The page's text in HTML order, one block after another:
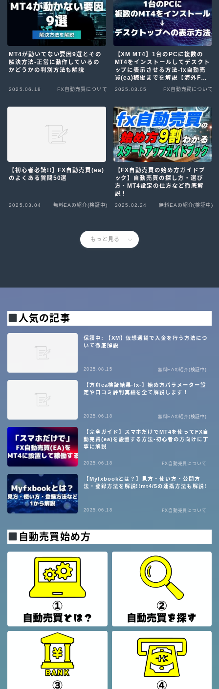
MT4が動いてない要因9選とその
解決方法-正常に動作しているの
かどうかの判別方法も解説
2025.06.18 FX自動売買について
【XM MT4】1台のPCに複数の
MT4をインストールしてデスクト
ップに表示させる方法-fx自動売
買(ea)稼働までを解説【海外FX
2025.03.05 FX自動売買について
【初心者必読!!】FX自動売買(ea)
のよくある質問50選
2025.03.04 無料EAの紹介(検証中)
【FX自動売買の始め方ガイドブ
ック】自動売買の探し方・選び
方・MT4設定の仕方など徹底解
説！
2025.02.24 無料EAの紹介(検証中)
もっと見る
人気の記事
保護中: 【XM】仮想通貨で入金を行う方法につ
いて徹底解説
2025.08.15 無料EAの紹介(検証中)
【方舟ea検証結果-fx-】始め方パラメーター設
定や口コミ評判実績を全て解説します！
2025.06.18 無料EAの紹介(検証中)
【完全ガイド】スマホだけでMT4を使ってFX自
動売買(ea)を設置する方法-初心者の方向けに丁
寧に解説
2025.06.18 FX自動売買について
【Myfxbookとは？】見方・使い方・公開方
法・登録方法を解説!!mt4/5の連携方法も解説!
2025.06.18 FX自動売買について
自動売買始め方